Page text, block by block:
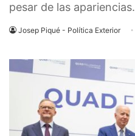
pesar de las apariencias.
Josep Piqué - Política Exterior